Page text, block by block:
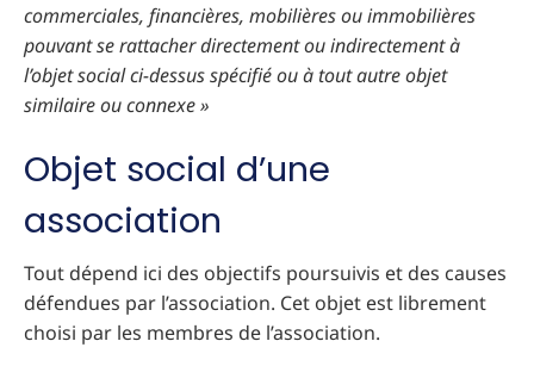
commerciales, financières, mobilières ou immobilières
pouvant se rattacher directement ou indirectement à
l’objet social ci-dessus spécifié ou à tout autre objet
similaire ou connexe »
Objet social d’une
association
Tout dépend ici des objectifs poursuivis et des causes
défendues par l’association. Cet objet est librement
choisi par les membres de l’association.